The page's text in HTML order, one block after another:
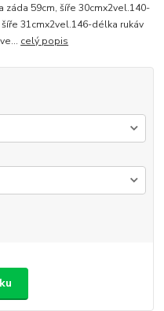
záda 59cm, šíře 30cmx2vel.140-
31cmx2vel.146-délka rukáv
celý popis